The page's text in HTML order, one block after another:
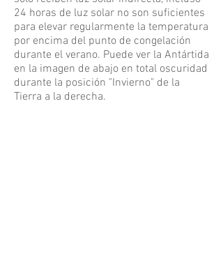
24 horas de luz solar no son suficientes
para elevar regularmente la temperatura
por encima del punto de congelación
durante el verano. Puede ver la Antártida
en la imagen de abajo en total oscuridad
durante la posición "Invierno" de la
Tierra a la derecha.